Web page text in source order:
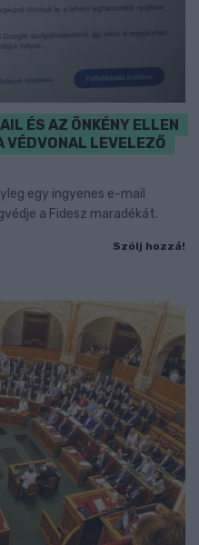
ÉS AZ ÖNKÉNY ELLEN
VÉDVONAL LEVELEZŐ
egy ingyenes e-mail
a Fidesz maradékát.
Szólj hozzá!